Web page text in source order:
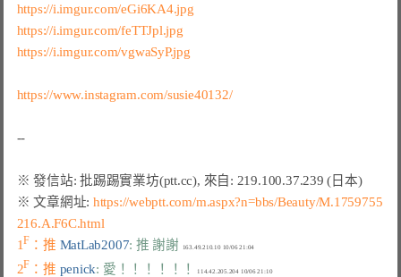
https://i.imgur.com/eGi6KA4.jpg
https://i.imgur.com/feTTJpl.jpg
https://i.imgur.com/vgwaSyP.jpg
https://www.instagram.com/susie40132/
※ 發信站: 批踢踢實業坊(ptt.cc), 來自: 219.100.37.239 (日本)
※ 文章網址: https://webptt.com/m.aspx?n=bbs/Beauty/M.1759755
216.A.F6C.html
1F ：推 MatLab2007: 推 謝謝
2F ：推 penick: 愛！！！！！！ 114.42.205.204 10/06 21:10